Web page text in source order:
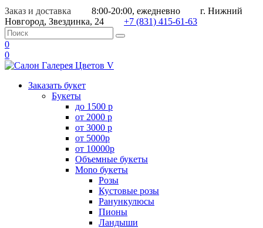
Заказ и доставка 8:00-20:00, ежедневно
г. Нижний
Новгород, Звездинка, 24
+7 (831) 415-61-63
0
0
Заказать букет
Букеты
до 1500 р
от 2000 р
от 3000 р
от 5000р
от 10000р
Объемные букеты
Mono букеты
Розы
Кустовые розы
Ранункулюсы
Пионы
Ландыши